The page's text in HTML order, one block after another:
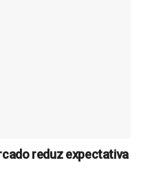
reduz expectativa